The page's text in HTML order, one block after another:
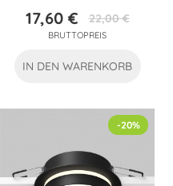
Preis
17,60 €Verkaufspreis
22,00 €
BRUTTOPREIS
IN DEN WARENKORB
-20%